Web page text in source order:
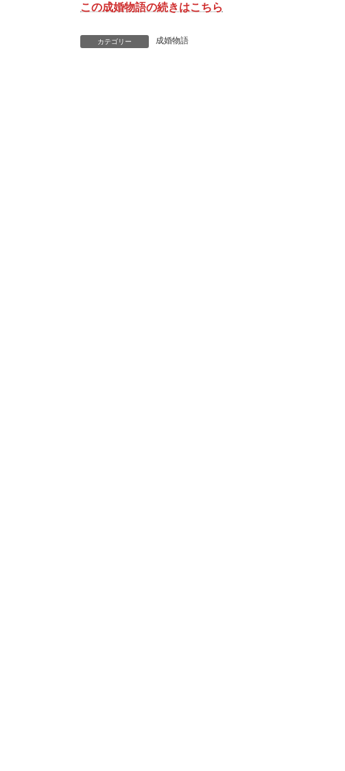
この成婚物語の続きはこちら
カテゴリー 成婚物語